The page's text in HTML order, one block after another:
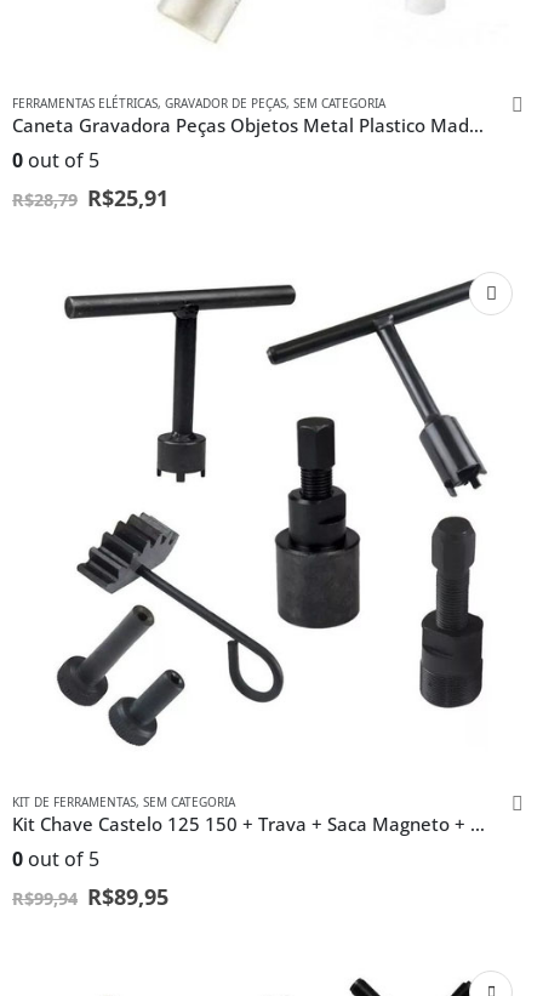
FERRAMENTAS ELÉTRICAS, GRAVADOR DE PEÇAS, SEM CATEGORIA
Caneta Gravadora Peças Objetos Metal Plastico Madeira
0 out of 5
R$28,79 R$25,91
KIT DE FERRAMENTAS, SEM CATEGORIA
Kit Chave Castelo 125 150 + Trava + Saca Magneto + Regulador
0 out of 5
R$99,94 R$89,95